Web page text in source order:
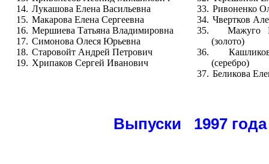
14. Лукашова Елена Васильевна
15. Макарова Елена Сергеевна
16. Мершиева Татьяна Владимировна
17. Симонова Олеся Юрьевна
18. Старовойт Андрей Петрович
19. Хрипаков Сергей Иванович
33. Ривоненко
34. Чвертков
35.
Мажуго
(золото)
36.
(серебро)
37. Беликова
Выпуски 1997 года